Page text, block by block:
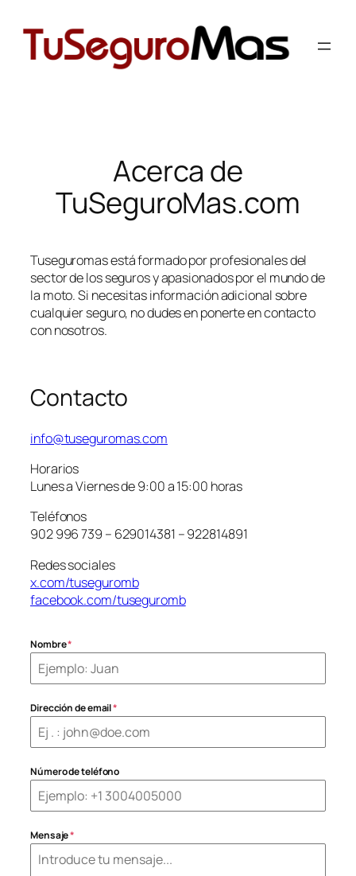
Acerca de
TuSeguroMas.com
Tuseguromas está formado por profesionales del
sector de los seguros y apasionados por el mundo de
la moto. Si necesitas información adicional sobre
cualquier seguro, no dudes en ponerte en contacto
con nosotros.
Contacto
info@tuseguromas.com
Horarios
Lunes a Viernes de 9:00 a 15:00 horas
Teléfonos
902 996 739 – 629014381 – 922814891
Redes sociales
x.com/tuseguromb
facebook.com/tuseguromb
Nombre*
Dirección de email*
Número de teléfono
Mensaje*